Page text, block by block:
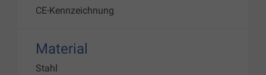
CE-Kennzeichnung
Material
Stahl